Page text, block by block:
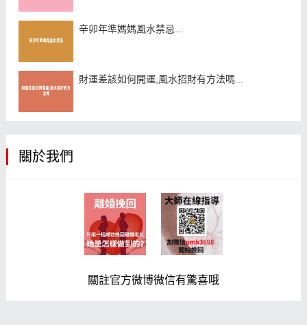
辛卯年準媽媽風水禁忌...
財運差該如何開運,風水招財有方法嗎...
關於我們
關註官方微博微信有驚喜哦